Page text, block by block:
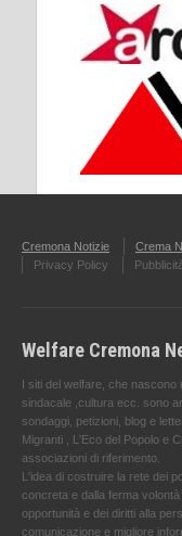
Cremona Notizie Crema
Privacy Policy
Pubblicità
Welfare Cremona
I siti del welfare, che nascono
sindacale ,cultura ecc. sono
sondaggi, petizioni, blog e
Migranti , L'Eco del Popolo e
associazioni di riferimento.
L'idea di costruire la rete dei
concreta e dalla ferma
opportunità e dei diritti alla
comunicazione e migliore